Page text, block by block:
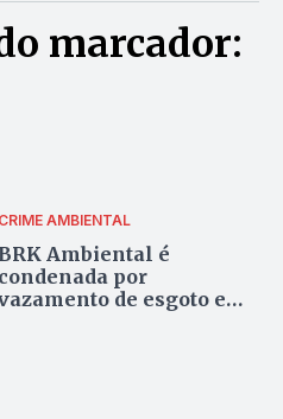
marcador:
CRIME AMBIENTAL
Ambiental é
condenada por
de esgoto e